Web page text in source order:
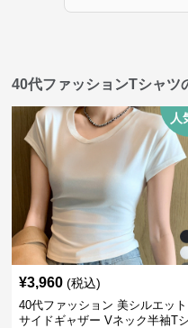
40代ファッションTシャツ
人
¥3,960 (税込)
40代ファッション 美シルエット
サイドギャザー Vネック半袖Tシ